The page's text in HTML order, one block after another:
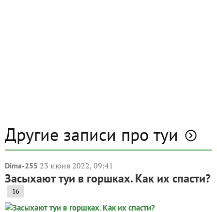
Другие записи про туи
Dima-255 23 июня 2022, 09:41
Засыхают туи в горшках. Как их спасти?
16